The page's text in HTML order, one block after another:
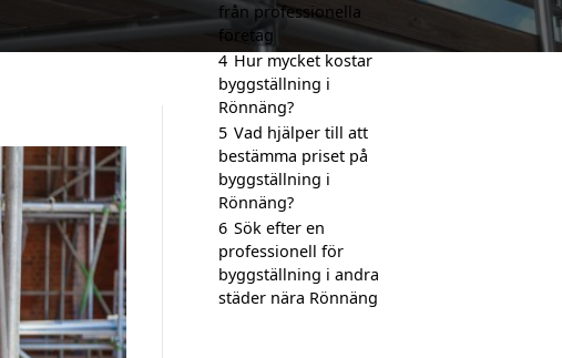
från professionella
företag
4 Hur mycket kostar
byggställning i
Rönnäng?
5 Vad hjälper till att
bestämma priset på
byggställning i
Rönnäng?
6 Sök efter en
professionell för
byggställning i andra
städer nära Rönnäng